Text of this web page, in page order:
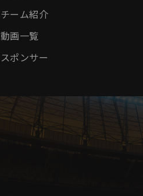
チーム紹介
動画一覧
スポンサー